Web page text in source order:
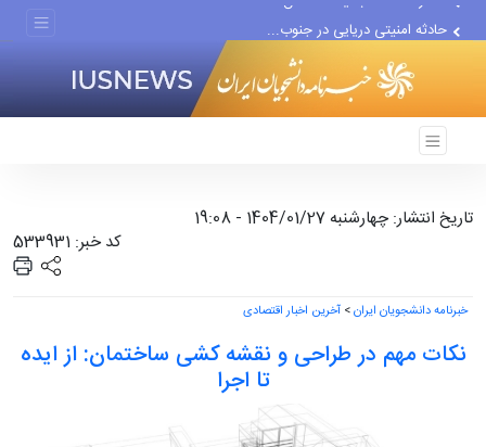
حادثه امنیتی دریایی در جنوب...
تاریخ انتشار: چهارشنبه 1404/01/27 - 19:08
کد خبر: 533931
خبرنامه دانشجویان ایران> آخرین اخبار اقتصادی
نکات مهم در طراحی و نقشه کشی ساختمان: از ایده
تا اجرا